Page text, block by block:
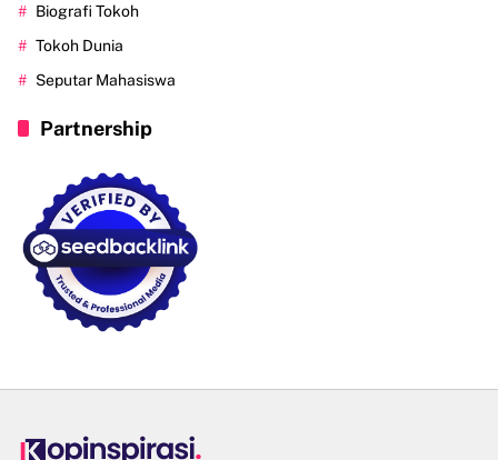
Biografi Tokoh
Tokoh Dunia
Seputar Mahasiswa
Partnership